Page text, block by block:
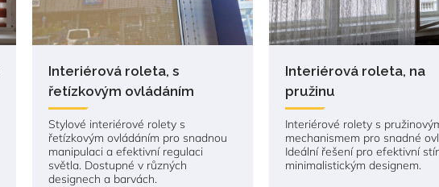
Interiérová roleta, s
řetízkovým ovládáním
Stylové interiérové rolety s
řetízkovým ovládáním pro snadnou
manipulaci a efektivní regulaci
světla. Dostupné v různých
designech a barvách.
Interiérová roleta, na
pružinu
Interiérové rolety s
mechanismem pro snadné
Ideální řešení pro efektivní
minimalistickým designem.